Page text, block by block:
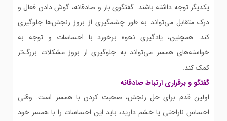
یکدیگر توجه داشته باشند. گفتگوی باز و صادقانه، گوش دادن فعال و
درک متقابل می‌تواند به طور چشمگیری از بروز رنجش‌ها جلوگیری
کند. همچنین، یادگیری نحوه برخورد با احساسات و توجه به
خواسته‌های همسر می‌تواند به جلوگیری از بروز مشکلات بزرگ‌تر
کمک کند.
گفتگو و برقراری ارتباط صادقانه
اولین قدم برای حل رنجش، صحبت کردن با همسر است. وقتی
احساس ناراحتی یا خشم دارید، باید این احساسات را با همسر خود